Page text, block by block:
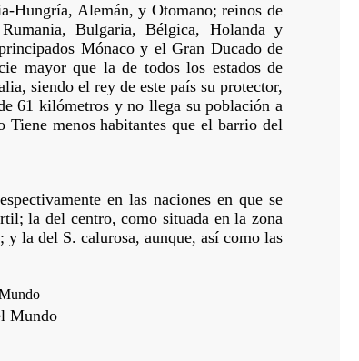
Hungría, Alemán, y Otomano; reinos de
Bulgaria, Bélgica, Holanda y
Mónaco y el Gran Ducado de
mayor que la de todos los estados de
siendo el rey de este país su protector,
61 kilómetros y no llega su población a
menos habitantes que el barrio del
en las naciones en que se
la del centro, como situada en la zona
y la del S. calurosa, aunque, así como las
Mundo